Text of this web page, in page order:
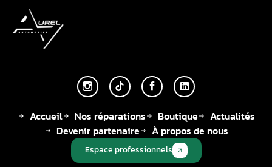
Accueil Nos réparations Boutique
Actualités
Devenir partenaire
À propos de nous
Espace professionnels